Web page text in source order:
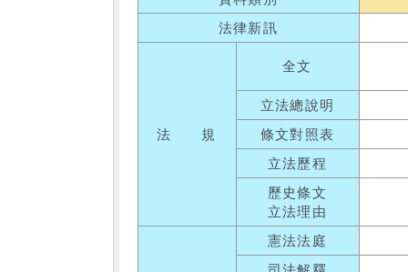
法律新訊
法 規
全文
立法總說明
條文對照表
立法歷程
歷史條文
立法理由
憲法法庭